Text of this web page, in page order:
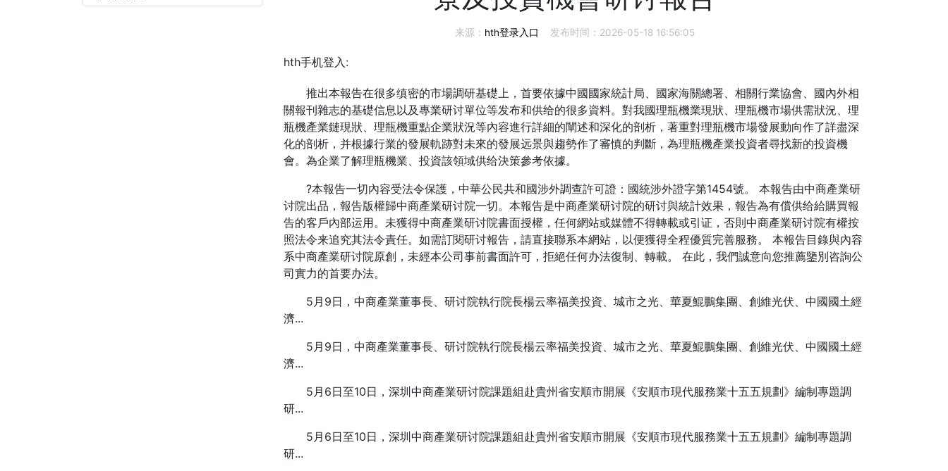
来源： hth登录入口 发布时间：2026-05-18 16:56:05
hth手机登入:
推出本報告在很多缜密的市場調研基礎上，首要依據中國國家統計局、國家海關總署、相關行業協會、國內外相
關報刊雜志的基礎信息以及專業研讨單位等发布和供给的很多資料。對我國理瓶機業現狀、理瓶機市場供需狀況、理
瓶機產業鏈現狀、理瓶機重點企業狀況等內容進行詳細的闡述和深化的剖析，著重對理瓶機市場發展動向作了詳盡深
化的剖析，并根據行業的發展軌跡對未來的發展远景與趨勢作了審慎的判斷，為理瓶機產業投資者尋找新的投資機
會。為企業了解理瓶機業、投資該領域供给決策參考依據。
?本報告一切內容受法令保護，中華公民共和國涉外調查許可證：國統涉外證字第1454號。 本報告由中商產業研
讨院出品，報告版權歸中商產業研讨院一切。本報告是中商產業研讨院的研讨與統計效果，報告為有償供给給購買報
告的客戶內部运用。未獲得中商產業研讨院書面授權，任何網站或媒體不得轉載或引证，否則中商產業研讨院有權按
照法令来追究其法令責任。如需訂閱研讨報告，請直接聯系本網站，以便獲得全程優質完善服務。 本報告目錄與內容
系中商產業研讨院原創，未經本公司事前書面許可，拒絕任何办法復制、轉載。 在此，我們誠意向您推薦鑒別咨詢公
司實力的首要办法。
5月9日，中商產業董事長、研讨院執行院長楊云率福美投資、城市之光、華夏鯤鵬集團、創維光伏、中國國土經
濟...
5月9日，中商產業董事長、研讨院執行院長楊云率福美投資、城市之光、華夏鯤鵬集團、創維光伏、中國國土經
濟...
5月6日至10日，深圳中商產業研讨院課題組赴貴州省安順市開展《安順市現代服務業十五五規劃》編制專題調
研...
5月6日至10日，深圳中商產業研讨院課題組赴貴州省安順市開展《安順市現代服務業十五五規劃》編制專題調
研...